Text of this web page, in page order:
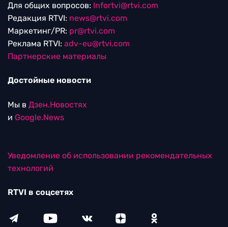
Для общих вопросов: Infortvi@rtvi.com
Редакция RTVI: news@rtvi.com
Маркетинг/PR: pr@rtvi.com
Реклама RTVI: adv-eu@rtvi.com
Партнерские материалы
Достойные новости
Мы в Дзен.Новостях
и Google.News
Уведомление об использовании рекомендательных
технологий
RTVI в соцсетях